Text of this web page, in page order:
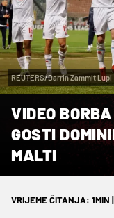
REUTERS/Darrin Zammit Lupi
VIDEO
GOSTI
MALTI
VRIJEME ČITANJA: 1MIN